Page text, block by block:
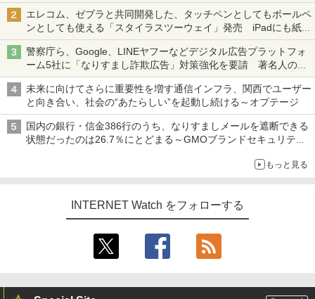
ち・ざ・ろーど！その14】【空いた時間でなにしてる？】
エレコム、ゼブラと共同開発した、タッチペンとしてもボールペ
ンとしても使える「スタイラスツーウェイ」発売 iPadにも紙に
も、持ち替えずに書き込める
警察庁ら、Google、LINEヤフーなどデジタル広告プラットフォ
ーム5社に「なりすまし詐欺広告」対策強化を要請 著名人の写
真や映像を使った投資詐欺などへの対策として
未来に向けてさらに重要性を増す通信インフラ、関西でユーザー
と向き合い、社会の“あたらしい”を起動し続ける～オプテージ
国内の銀行・信金386行のうち、なりすましメールを遮断できる
状態だったのは26.7％にとどまる～GMOブランドセキュリティ
もっと見る
INTERNET Watch をフォローする